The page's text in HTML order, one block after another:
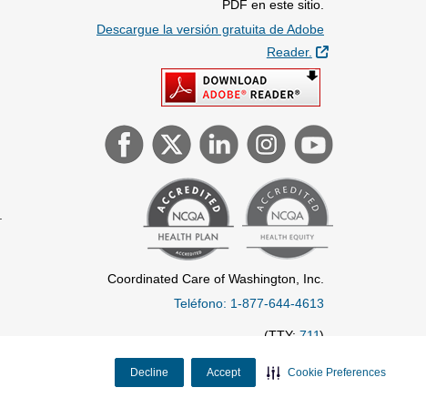
Decline Accept Cookie Preferences
PDF en este sitio.
Descargue la versión gratuita de Adobe
Reader.
Sitio Externo
Coordinated Care of Washington, Inc.
Teléfono: 1-877-644-4613
(TTY: 711)